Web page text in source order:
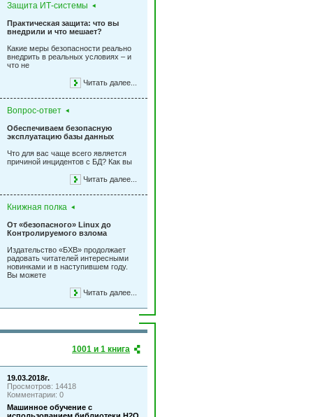
Защита ИТ-системы
Практическая защита: что вы
внедрили и что мешает?
Какие меры безопасности реально
внедрить в реальных условиях – и
что не
Читать далее...
Вопрос-ответ
Обеспечиваем безопасную
эксплуатацию базы данных
Что для вас чаще всего является
причиной инцидентов с БД? Как вы
Читать далее...
Книжная полка
От «безопасного» Linux до
Контролируемого взлома
Издательство «БХВ» продолжает
радовать читателей интересными
новинками и в наступившем году.
Вы можете
Читать далее...
1001 и 1 книга
19.03.2018г.
Просмотров: 14418
Комментарии: 0
Машинное обучение с